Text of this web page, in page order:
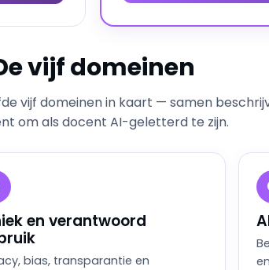
vijf domeinen
vijf domeinen in kaart — samen
om als docent AI-geletterd te zijn.
en verantwoord
bias, transparantie en